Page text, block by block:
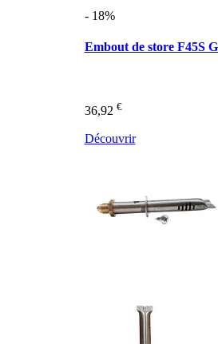
- 18%
Embout de store F45S
36,92 €
Découvrir